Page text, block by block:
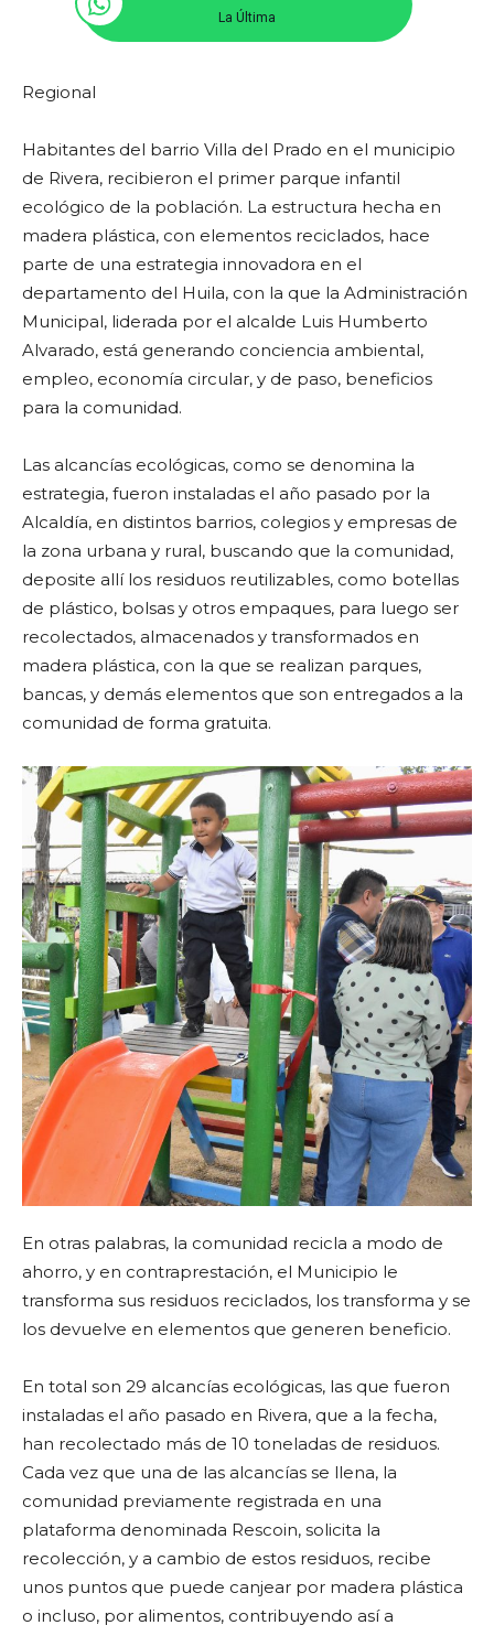
La Última
Regional
Habitantes del barrio Villa del Prado en el municipio
de Rivera, recibieron el primer parque infantil
ecológico de la población. La estructura hecha en
madera plástica, con elementos reciclados, hace
parte de una estrategia innovadora en el
departamento del Huila, con la que la Administración
Municipal, liderada por el alcalde Luis Humberto
Alvarado, está generando conciencia ambiental,
empleo, economía circular, y de paso, beneficios
para la comunidad.
Las alcancías ecológicas, como se denomina la
estrategia, fueron instaladas el año pasado por la
Alcaldía, en distintos barrios, colegios y empresas de
la zona urbana y rural, buscando que la comunidad,
deposite allí los residuos reutilizables, como botellas
de plástico, bolsas y otros empaques, para luego ser
recolectados, almacenados y transformados en
madera plástica, con la que se realizan parques,
bancas, y demás elementos que son entregados a la
comunidad de forma gratuita.
En otras palabras, la comunidad recicla a modo de
ahorro, y en contraprestación, el Municipio le
transforma sus residuos reciclados, los transforma y se
los devuelve en elementos que generen beneficio.
En total son 29 alcancías ecológicas, las que fueron
instaladas el año pasado en Rivera, que a la fecha,
han recolectado más de 10 toneladas de residuos.
Cada vez que una de las alcancías se llena, la
comunidad previamente registrada en una
plataforma denominada Rescoin, solicita la
recolección, y a cambio de estos residuos, recibe
unos puntos que puede canjear por madera plástica
o incluso, por alimentos, contribuyendo así a